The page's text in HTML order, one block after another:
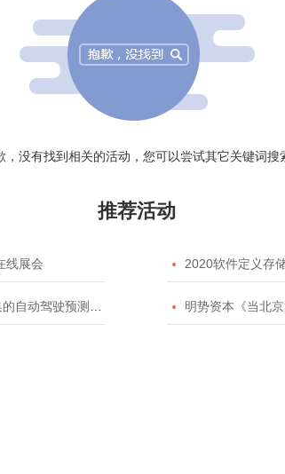
，没有找到相关的活动，您可以尝试其它关键词搜
推荐活动
线展会  2020软件定义存
驶预测模型挑战赛  明势资本《当北京遇上